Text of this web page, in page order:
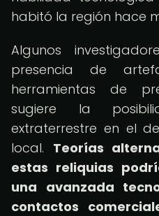
habitó la región hace
Algunos
presencia de
herramientas de
sugiere la
extraterrestre en el
local. Teorías
estas reliquias
una avanzada
contactos